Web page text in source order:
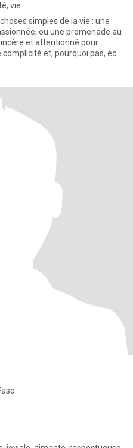
vie
simples de la vie : une
ou une promenade au
et attentionné pour
et, pourquoi pas, éc